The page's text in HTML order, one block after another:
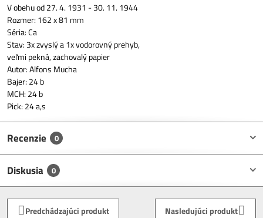
V obehu od 27. 4. 1931 - 30. 11. 1944
Rozmer: 162 x 81 mm
Séria: Ca
Stav: 3x zvyslý a 1x vodorovný prehyb,
veľmi pekná, zachovalý papier
Autor: Alfons Mucha
Bajer: 24 b
MCH: 24 b
Pick: 24 a,s
Recenzie 0
Diskusia 0
Predchádzajúci produkt Nasledujúci produkt